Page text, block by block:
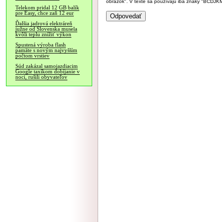
Telekom pridal 12 GB balík
pre Easy, chce zaň 12 eur
Ďalšia jadrová elektráreň
južne od Slovenska musela
kvôli teplu znížiť výkon
Spustená výroba flash
pamäte s novým najvyšším
počtom vrstiev
Súd zakázal samojazdiacim
Google taxíkom dobíjanie v
noci, rušili obyvateľov
obrázok". V texte sa používajú iba znaky